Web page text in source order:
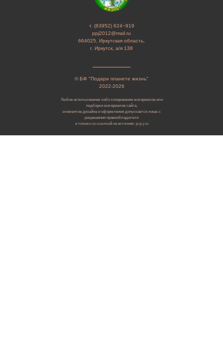
т. (83952) 624−919
ppj2012@mail.ru
664025, Иркутская область,
г. Иркутск, а/я 138
© БФ "Подари планете жизнь"
2022-2026
Любое использование либо копирование материалов или
подборки материалов сайта,
элементов дизайна и оформления допускается лишь с
разрешения правообладателя
и только со ссылкой на источник: p-p-j.ru